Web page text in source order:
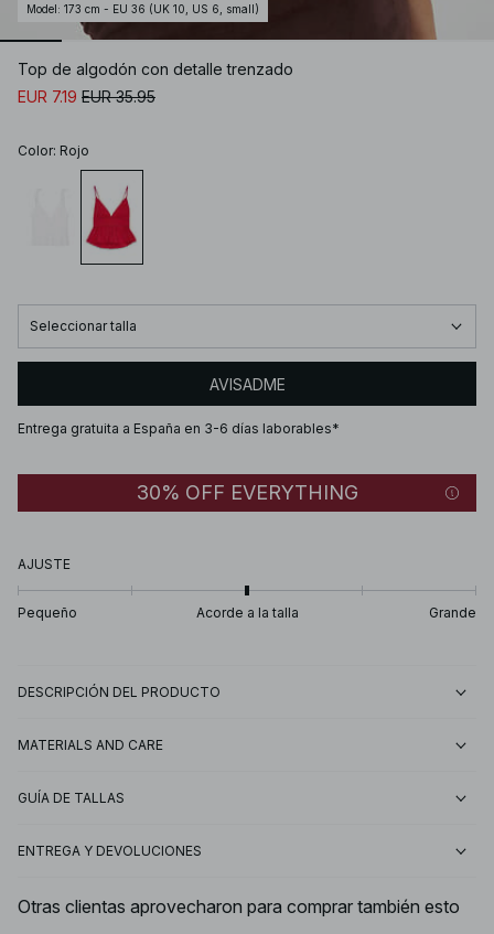
Model : 173 cm - EU 36 (UK 10, US 6, small)
Top de algodón con detalle trenzado
EUR 7.19 EUR 35.95
Color: Rojo
Seleccionar talla
AVISADME
Entrega gratuita a España en 3-6 días laborables*
30% OFF EVERYTHING
AJUSTE
Pequeño Acorde a la talla Grande
DESCRIPCIÓN DEL PRODUCTO
MATERIALS AND CARE
GUÍA DE TALLAS
ENTREGA Y DEVOLUCIONES
Otras clientas aprovecharon para comprar también esto